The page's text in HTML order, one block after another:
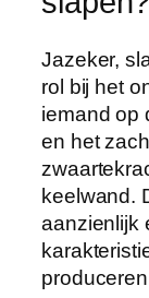
Jazeker,
rol bij het
iemand op
en het
keelwand.
aanzienlijk